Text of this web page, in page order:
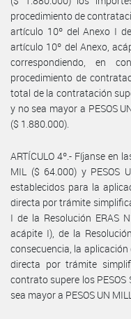
procedimiento de
artículo 10º del Anexo I
artículo 10º del Anexo,
correspondiendo, en
procedimiento de
total de la contratación
y no sea mayor a PESOS
($ 1.880.000).
ARTÍCULO 4º.- Fíjanse en
MIL ($ 64.000) y PESOS
establecidos para la
directa por trámite
I de la Resolución ERAS
acápite I), de la
consecuencia, la
directa por trámite
contrato supere los PESOS
sea mayor a PESOS UN